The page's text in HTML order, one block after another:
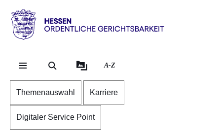
Direkt zum Kopf der
Direkt zum Inhalt
Direkt zum Fuß der
Hessen
Ordentliche
Gerichtsbarkeit
A-Z
Themenauswahl Karriere
Digitaler Service Point